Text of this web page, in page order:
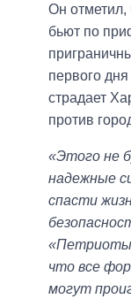
Он отметил,
бьют по
первого
страдает
против
«Этого не
надежные
спасти
что все
могут